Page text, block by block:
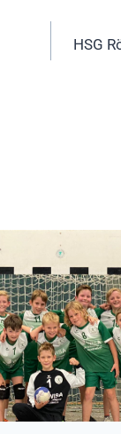
HSG